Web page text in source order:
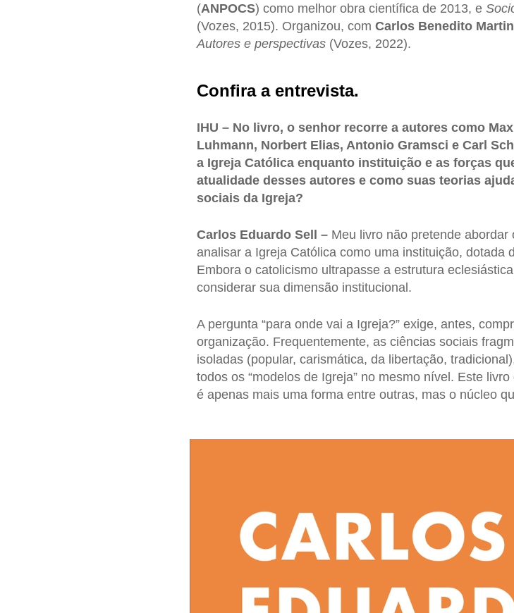
(ANPOCS) como melhor obra científica de 2013, e
(Vozes, 2015). Organizou, com Carlos Benedito
Autores e perspectivas (Vozes, 2022).
Confira a entrevista.
IHU – No livro, o senhor recorre a autores como
Luhmann, Norbert Elias, Antonio Gramsci e Carl
a Igreja Católica enquanto instituição e as forças
atualidade desses autores e como suas teorias
sociais da Igreja?
Carlos Eduardo Sell – Meu livro não pretende abordar
analisar a Igreja Católica como uma instituição, dotada
Embora o catolicismo ultrapasse a estrutura
considerar sua dimensão institucional.
A pergunta “para onde vai a Igreja?” exige, antes,
organização. Frequentemente, as ciências sociais
isoladas (popular, carismática, da libertação,
todos os “modelos de Igreja” no mesmo nível. Este
é apenas mais uma forma entre outras, mas o núcleo